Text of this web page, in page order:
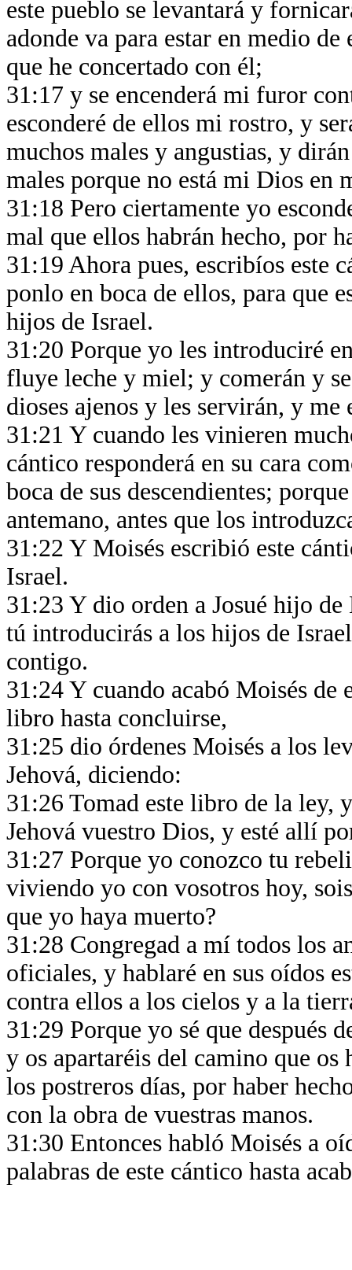
este pueblo se levantará y
adonde va para estar en medio
que he concertado con él;
31:17 y se encenderá mi furor
esconderé de ellos mi rostro, y
muchos males y angustias, y
males porque no está mi Dios en
31:18 Pero ciertamente yo
mal que ellos habrán hecho, por
31:19 Ahora pues, escribíos este
ponlo en boca de ellos, para que
hijos de Israel.
31:20 Porque yo les introduciré
fluye leche y miel; y comerán y
dioses ajenos y les servirán, y
31:21 Y cuando les vinieren
cántico responderá en su cara
boca de sus descendientes;
antemano, antes que los
31:22 Y Moisés escribió este
Israel.
31:23 Y dio orden a Josué hijo
tú introducirás a los hijos de
contigo.
31:24 Y cuando acabó Moisés de
libro hasta concluirse,
31:25 dio órdenes Moisés a los
Jehová, diciendo:
31:26 Tomad este libro de la ley,
Jehová vuestro Dios, y esté allí
31:27 Porque yo conozco tu
viviendo yo con vosotros hoy,
que yo haya muerto?
31:28 Congregad a mí todos los
oficiales, y hablaré en sus oídos
contra ellos a los cielos y a la
31:29 Porque yo sé que después
y os apartaréis del camino que
los postreros días, por haber
con la obra de vuestras manos.
31:30 Entonces habló Moisés a
palabras de este cántico hasta